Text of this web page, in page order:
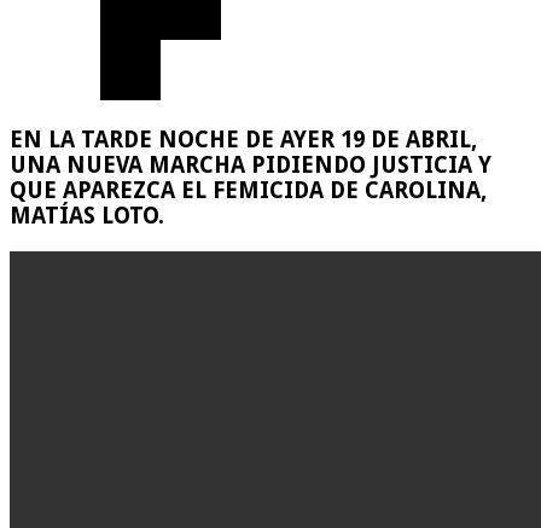
EN LA TARDE NOCHE DE AYER 19 DE ABRIL,
UNA NUEVA MARCHA PIDIENDO JUSTICIA Y
QUE APAREZCA EL FEMICIDA DE CAROLINA,
MATÍAS LOTO.